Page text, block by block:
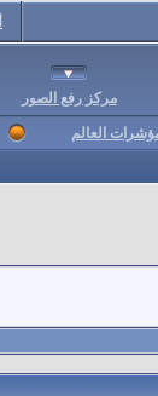
مركز رفع الصور
العالم